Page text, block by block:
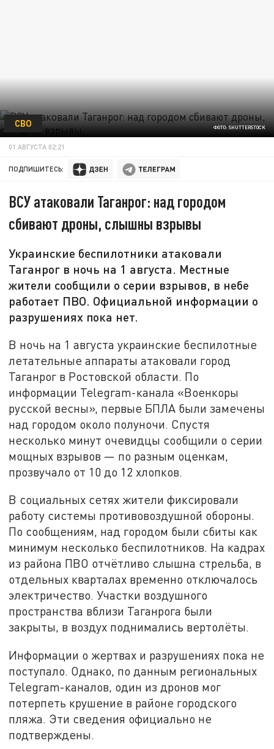
ФОТО: SHUTTERSTOCK
СВО
01 АВГУСТА 02:21
ПОДПИШИТЕСЬ:
ВСУ атаковали Таганрог: над городом
сбивают дроны, слышны взрывы
Украинские беспилотники атаковали
Таганрог в ночь на 1 августа. Местные
жители сообщили о серии взрывов, в небе
работает ПВО. Официальной информации о
разрушениях пока нет.
В ночь на 1 августа украинские беспилотные
летательные аппараты атаковали город
Таганрог в Ростовской области. По
информации Telegram-канала «Военкоры
русской весны», первые БПЛА были замечены
над городом около полуночи. Спустя
несколько минут очевидцы сообщили о серии
мощных взрывов — по разным оценкам,
прозвучало от 10 до 12 хлопков.
В социальных сетях жители фиксировали
работу системы противовоздушной обороны.
По сообщениям, над городом были сбиты как
минимум несколько беспилотников. На кадрах
из района ПВО отчётливо слышна стрельба, в
отдельных кварталах временно отключалось
электричество. Участки воздушного
пространства вблизи Таганрога были
закрыты, в воздух поднимались вертолёты.
Информации о жертвах и разрушениях пока не
поступало. Однако, по данным региональных
Telegram-каналов, один из дронов мог
потерпеть крушение в районе городского
пляжа. Эти сведения официально не
подтверждены.